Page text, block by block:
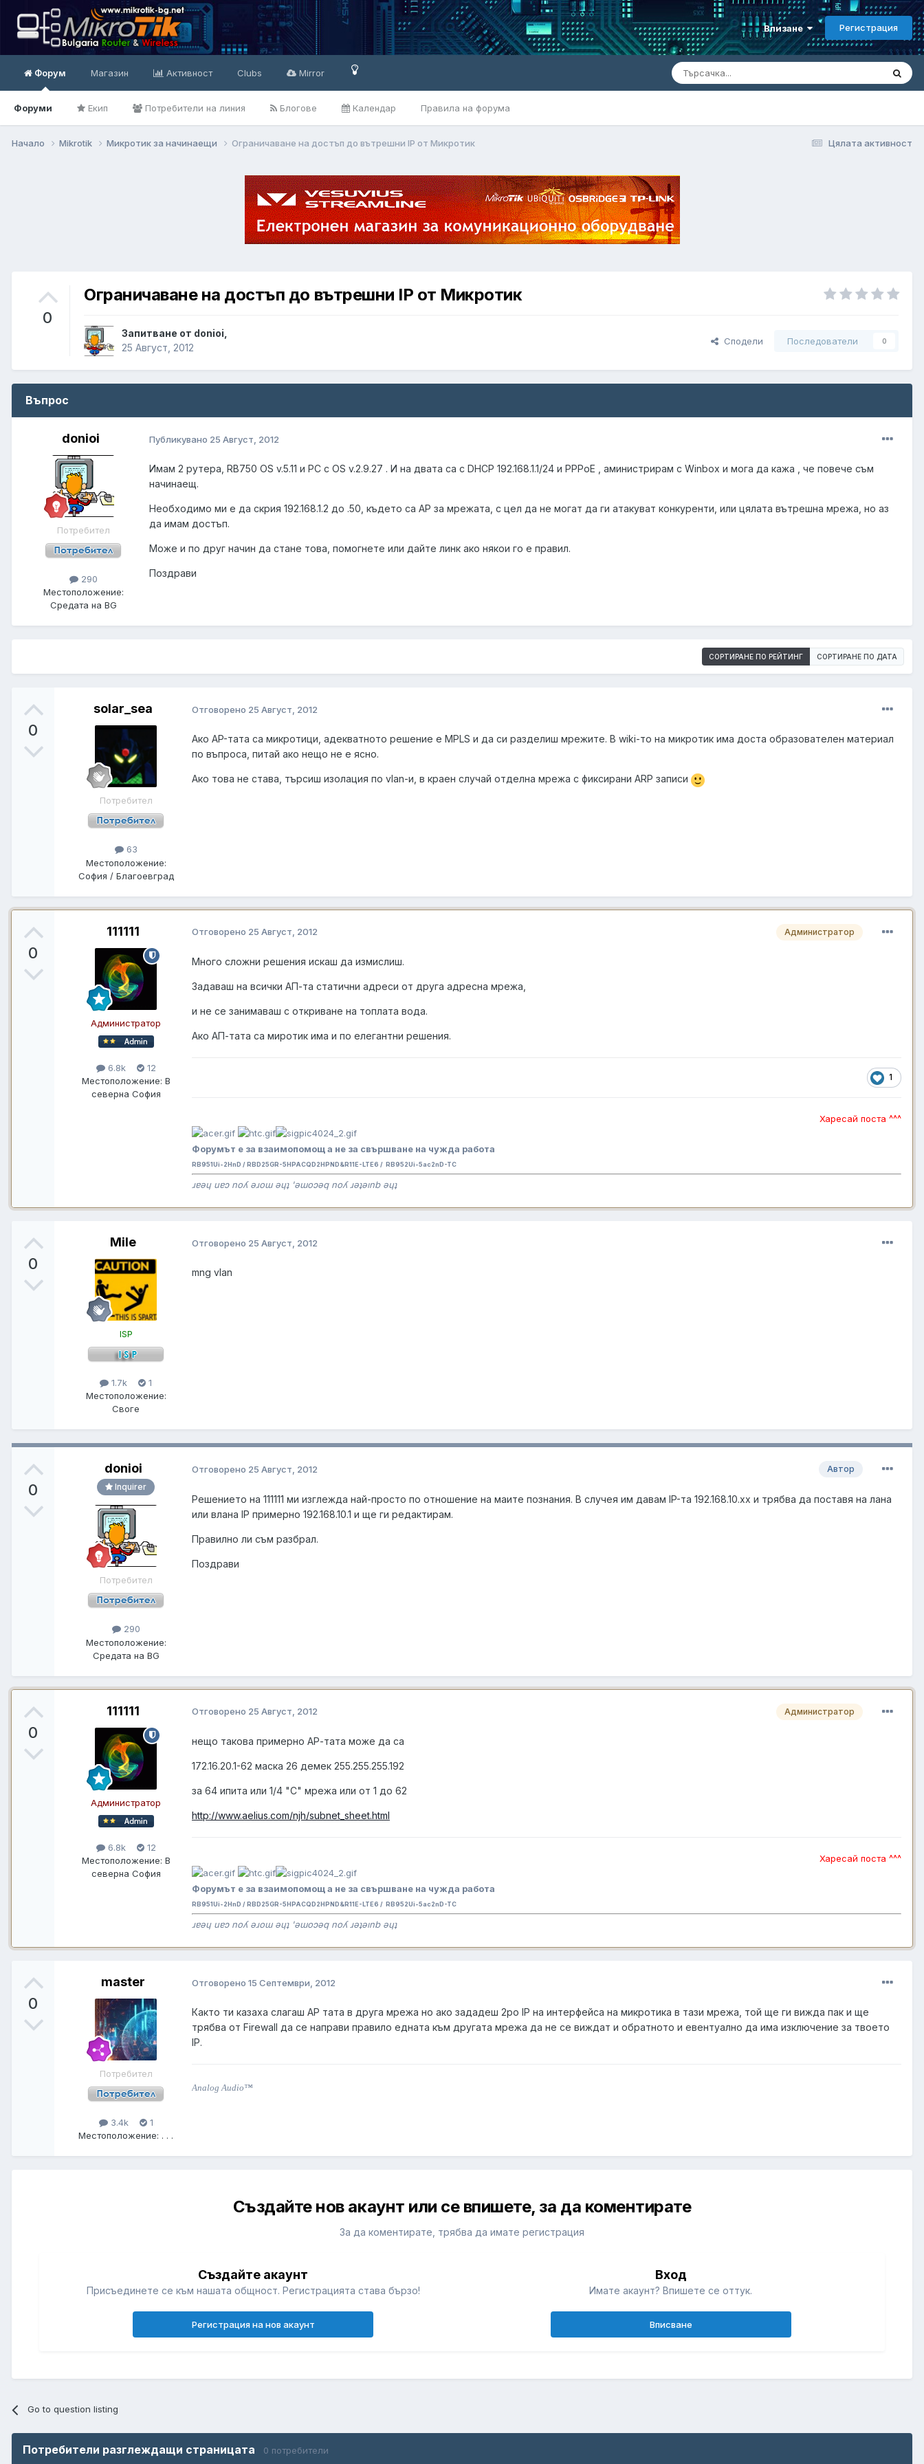
Влизане Регистрация
Форум
Форуми Екип Потребители на линия Блогове Календар Правила на форума
Магазин Активност Clubs Mirror
Цялата активност
Начало Mikrotik Микротик за начинаещи Ограничаване на достъп до вътрешни IP от Микротик
0
Ограничаване на достъп до вътрешни IP от Микротик
Запитване от donioi,
25 Август, 2012
Сподели Последователи 0
Въпрос
donioi
Потребител
290
Местоположение:
Средата на BG
Публикувано 25 Август, 2012
Имам 2 рутера, RB750 OS v.5.11 и PC с OS v.2.9.27 . И на двата са с DHCP 192.168.1.1/24 и PPPoE , аминистрирам с Winbox и мога да кажа , че повече съм
начинаещ.
Необходимо ми е да скрия 192.168.1.2 до .50, където са АР за мрежата, с цел да не могат да ги атакуват конкуренти, или цялата вътрешна мрежа, но аз
да имам достъп.
Може и по друг начин да стане това, помогнете или дайте линк ако някои го е правил.
Поздрави
СОРТИРАНЕ ПО РЕЙТИНГ СОРТИРАНЕ ПО ДАТА
0
solar_sea
Потребител
63
Местоположение:
София / Благоевград
Отговорено 25 Август, 2012
Ако AP-тата са микротици, адекватното решение е MPLS и да си разделиш мрежите. В wiki-то на микротик има доста образователен материал
по въпроса, питай ако нещо не е ясно.
Ако това не става, търсиш изолация по vlan-и, в краен случай отделна мрежа с фиксирани ARP записи
0
111111
Администратор
6.8k
12
Местоположение: В
северна София
Администратор
Отговорено 25 Август, 2012
Много сложни решения искаш да измислиш.
Задаваш на всички АП-та статични адреси от друга адресна мрежа,
и не се занимаваш с откриване на топлата вода.
Ако АП-тата са миротик има и по елегантни решения.
1
Харесай поста ^^^
Форумът е за взаимопомощ а не за свършване на чужда работа
RB951Ui-2HnD / RBD25GR-5HPACQD2HPND&R11E-LTE6 / RB952Ui-5ac2nD-TC
ɹɐǝɥ uɐɔ noʎ ǝɹoɯ ǝɥʇ 'ǝɯoɔǝq noʎ ɹǝʇǝınb ǝɥʇ
0
Mile
ISP
1.7k
1
Местоположение:
Своге
Отговорено 25 Август, 2012
mng vlan
0
donioi
Inquirer
Потребител
290
Местоположение:
Средата на BG
Автор
Отговорено 25 Август, 2012
Решението на 111111 ми изглежда най-просто по отношение на маите познания. В случея им давам IP-та 192.168.10.хх и трябва да поставя на лана
или влана IP примерно 192.168.10.1 и ще ги редактирам.
Правилно ли съм разбрал.
Поздрави
0
111111
Администратор
6.8k
12
Местоположение: В
северна София
Администратор
Отговорено 25 Август, 2012
нещо такова примерно АР-тата може да са
172.16.20.1-62 маска 26 демек 255.255.255.192
за 64 ипита или 1/4 "С" мрежа или от 1 до 62
http://www.aelius.com/njh/subnet_sheet.html
Харесай поста ^^^
Форумът е за взаимопомощ а не за свършване на чужда работа
RB951Ui-2HnD / RBD25GR-5HPACQD2HPND&R11E-LTE6 / RB952Ui-5ac2nD-TC
ɹɐǝɥ uɐɔ noʎ ǝɹoɯ ǝɥʇ 'ǝɯoɔǝq noʎ ɹǝʇǝınb ǝɥʇ
0
master
Потребител
3.4k
1
Местоположение: . . .
Отговорено 15 Септември, 2012
Както ти казаха слагаш AP тата в друга мрежа но ако зададеш 2ро IP на интерфейса на микротика в тази мрежа, той ще ги вижда пак и ще
трябва от Firewall да се направи правило едната към другата мрежа да не се виждат и обратното и евентуално да има изключение за твоето
IP.
Analog Audio™
Създайте нов акаунт или се впишете, за да коментирате
За да коментирате, трябва да имате регистрация
Създайте акаунт
Присъединете се към нашата общност. Регистрацията става бързо!
Регистрация на нов акаунт
Вход
Имате акаунт? Впишете се оттук.
Вписване
Go to question listing
Потребители разглеждащи страницата 0 потребители